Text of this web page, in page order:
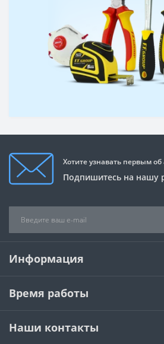
Хотите узнавать первым
Подпишитесь на нашу
Информация
Время работы
Наши контакты